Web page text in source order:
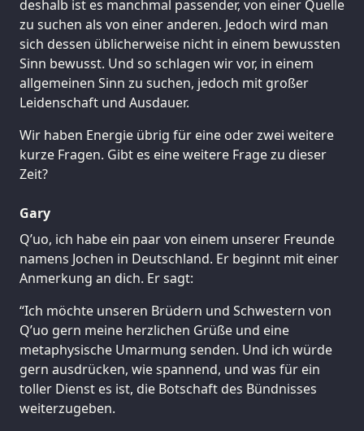
deshalb ist es manchmal passender, von einer Quelle
zu suchen als von einer anderen. Jedoch wird man
sich dessen üblicherweise nicht in einem bewussten
Sinn bewusst. Und so schlagen wir vor, in einem
allgemeinen Sinn zu suchen, jedoch mit großer
Leidenschaft und Ausdauer.
Wir haben Energie übrig für eine oder zwei weitere
kurze Fragen. Gibt es eine weitere Frage zu dieser
Zeit?
Gary
Q’uo, ich habe ein paar von einem unserer Freunde
namens Jochen in Deutschland. Er beginnt mit einer
Anmerkung an dich. Er sagt:
“Ich möchte unseren Brüdern und Schwestern von
Q’uo gern meine herzlichen Grüße und eine
metaphysische Umarmung senden. Und ich würde
gern ausdrücken, wie spannend, und was für ein
toller Dienst es ist, die Botschaft des Bündnisses
weiterzugeben.